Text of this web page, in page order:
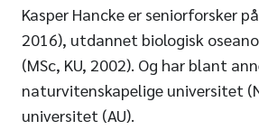
Kasper Hancke er seniorforsker
2016), utdannet biologisk
(MSc, KU, 2002). Og har blant
naturvitenskapelige universitet
universitet (AU).